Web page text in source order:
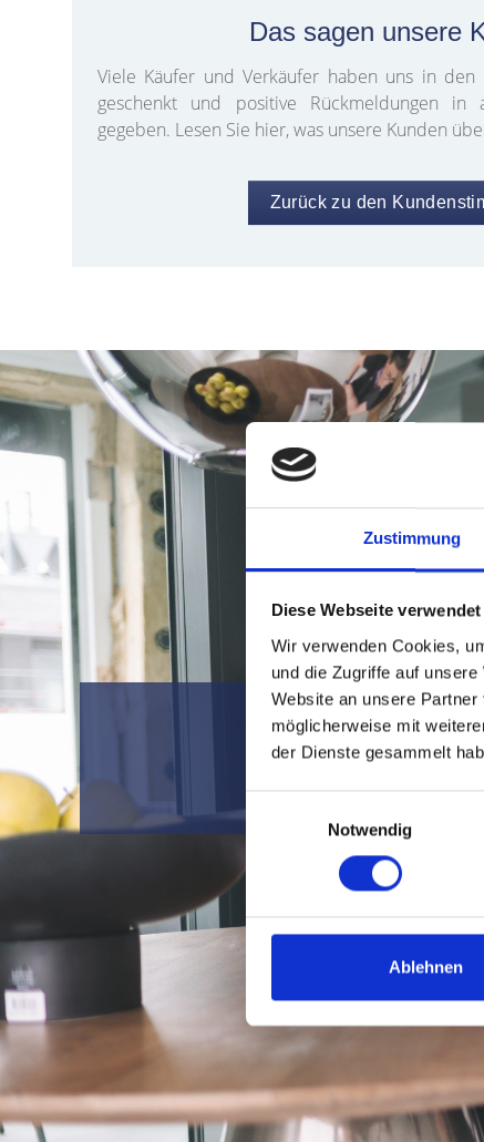
Zustimmung
Diese Webseite
Wir verwenden Cookies,
und die Zugriffe auf
Website an unsere
möglicherweise mit
der Dienste gesammelt
Notwendig
Ablehnen
Das sagen unsere
Viele Käufer und Verkäufer haben uns in den
geschenkt und positive Rückmeldungen in
gegeben. Lesen Sie hier, was unsere Kunden
Zurück zu den